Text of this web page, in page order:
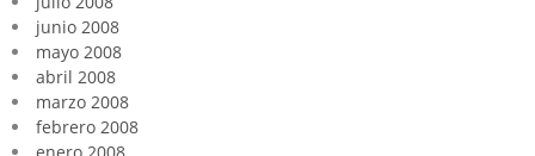
junio 2008
mayo 2008
abril 2008
marzo 2008
febrero 2008